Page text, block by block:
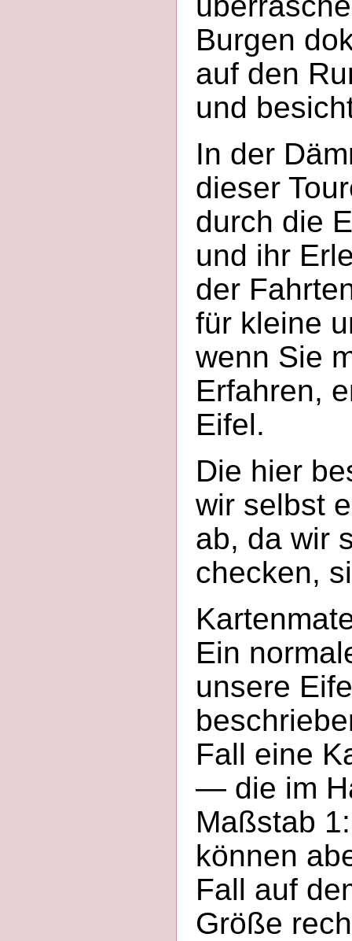
Burgen
auf den
und
In der
dieser
durch die
und ihr
der
für kleine
wenn Sie
Erfahren,
Eifel.
Die hier
wir selbst
ab, da wir
checken,
Ein
unsere
Fall eine
— die im
Maßstab
können
Fall auf
Größe